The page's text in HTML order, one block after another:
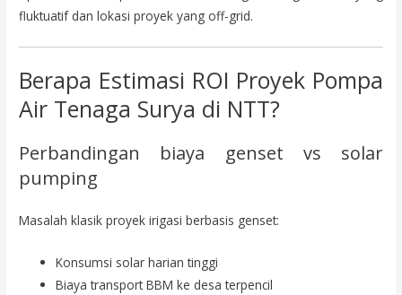
fluktuatif dan lokasi proyek yang off-grid.
Berapa Estimasi ROI Proyek Pompa
Air Tenaga Surya di NTT?
Perbandingan biaya genset vs solar
pumping
Masalah klasik proyek irigasi berbasis genset:
Konsumsi solar harian tinggi
Biaya transport BBM ke desa terpencil